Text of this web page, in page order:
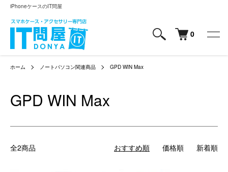
iPhoneケースのIT問屋
0
ホーム ノートパソコン関連商品 GPD WIN Max
GPD WIN Max
全2商品 おすすめ順 価格順 新着順